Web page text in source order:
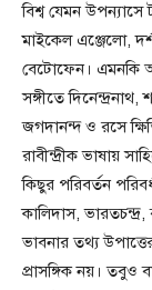
বিশ্ব যেমন উপন্যাসে
মাইকেল এঞ্জেলো,
বেটোফেন। এমনকি
সঙ্গীতে দিনেন্দ্রনাথ,
জগদানন্দ ও রসে
রাবীন্দ্রীক ভাষায়
কিছুর পরিবর্তন
কালিদাস,
ভাবনার তথ্য
প্রাসঙ্গিক নয়। তবুও